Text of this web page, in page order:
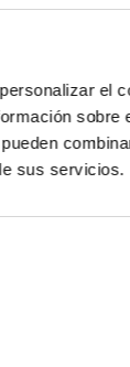
el
sus servicios.
Theme by